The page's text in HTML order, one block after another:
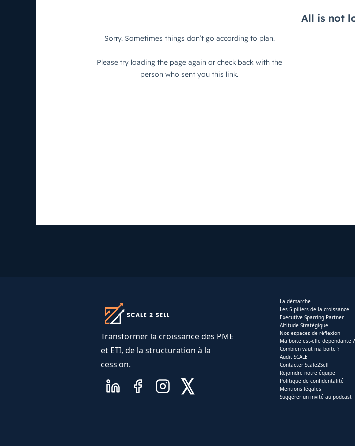
Transformer la croissance des PME
et ETI, de la structuration à la
cession.
La démarche
Les 5 piliers de la croissance
Executive Sparring Partner
Altitude Stratégique
Nos espaces de réflexion
Ma boite est-elle dependante ?
Combien vaut ma boite ?
Audit SCALE
Contacter Scale2Sell
Rejoindre notre équipe
Politique de confidentalité
Mentions légales
Suggérer un invité au podcast